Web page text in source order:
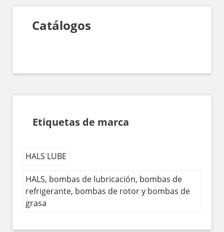
Catálogos
Etiquetas de marca
HALS LUBE
HALS, bombas de lubricación, bombas de
refrigerante, bombas de rotor y bombas de
grasa